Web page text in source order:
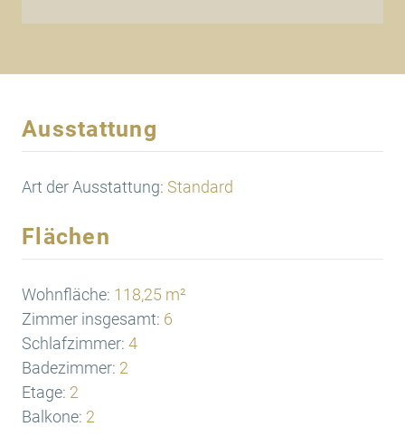
Ausstattung
Art der Ausstattung: Standard
Flächen
Wohnfläche: 118,25 m²
Zimmer insgesamt: 6
Schlafzimmer: 4
Badezimmer: 2
Etage: 2
Balkone: 2